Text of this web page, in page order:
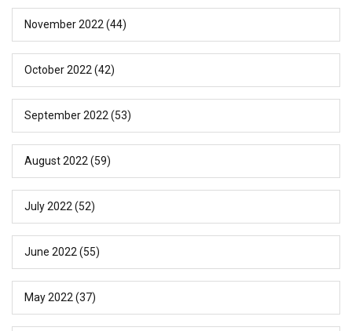
November 2022 (44)
October 2022 (42)
September 2022 (53)
August 2022 (59)
July 2022 (52)
June 2022 (55)
May 2022 (37)